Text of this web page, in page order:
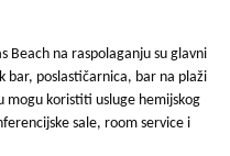
Beach na raspolaganju su glavni
poslastičarnica, bar na plaži
mogu koristiti usluge hemijskog
sale, room service i